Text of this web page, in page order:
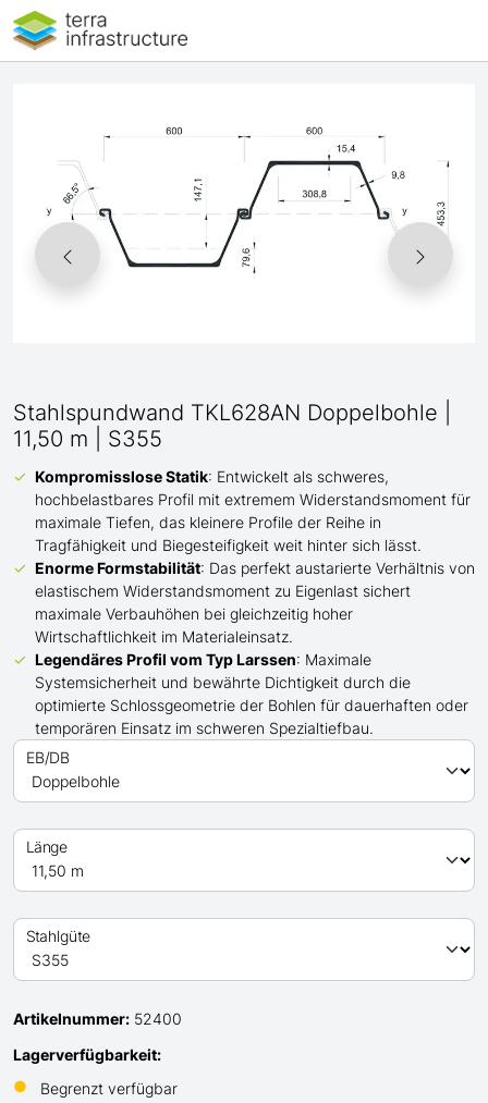
Stahlspundwand TKL628AN Doppelbohle |
11,50 m | S355
Kompromisslose Statik: Entwickelt als schweres,
hochbelastbares Profil mit extremem Widerstandsmoment für
maximale Tiefen, das kleinere Profile der Reihe in
Tragfähigkeit und Biegesteifigkeit weit hinter sich lässt.
Enorme Formstabilität: Das perfekt austarierte Verhältnis von
elastischem Widerstandsmoment zu Eigenlast sichert
maximale Verbauhöhen bei gleichzeitig hoher
Wirtschaftlichkeit im Materialeinsatz.
Legendäres Profil vom Typ Larssen: Maximale
Systemsicherheit und bewährte Dichtigkeit durch die
optimierte Schlossgeometrie der Bohlen für dauerhaften oder
temporären Einsatz im schweren Spezialtiefbau.
EB/DB
Länge
Stahlgüte
Artikelnummer: 52400
Lagerverfügbarkeit:
●
Begrenzt verfügbar